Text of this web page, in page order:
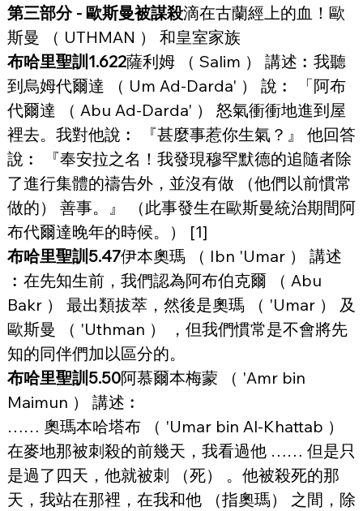
第三部分 - 歐斯曼被謀殺滴在古蘭經上的血！歐
斯曼 （ UTHMAN ） 和皇室家族
布哈里聖訓1.622薩利姆 （ Salim ） 講述︰我聽
到烏姆代爾達 （ Um Ad-Darda' ） 說︰ 「阿布
代爾達 （ Abu Ad-Darda' ） 怒氣衝衝地進到屋
裡去。我對他說︰ 『甚麼事惹你生氣？』 他回答
說︰ 『奉安拉之名！我發現穆罕默德的追隨者除
了進行集體的禱告外，並沒有做 （他們以前慣常
做的） 善事。』 （此事發生在歐斯曼統治期間阿
布代爾達晚年的時候。） [1]
布哈里聖訓5.47伊本奧瑪 （ Ibn 'Umar ） 講述
︰在先知生前，我們認為阿布伯克爾 （ Abu
Bakr ） 最出類拔萃，然後是奧瑪 （ 'Umar ） 及
歐斯曼 （ 'Uthman ） ，但我們慣常是不會將先
知的同伴們加以區分的。
布哈里聖訓5.50阿慕爾本梅蒙 （ 'Amr bin
Maimun ） 講述︰
…… 奧瑪本哈塔布 （ 'Umar bin Al-Khattab ）
在麥地那被刺殺的前幾天，我看過他 …… 但是只
是過了四天，他就被刺 （死） 。他被殺死的那
天，我站在那裡，在我和他 （指奧瑪） 之間，除